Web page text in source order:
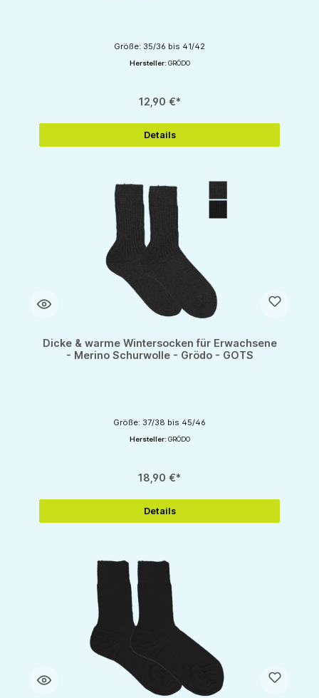
Größe: 35/36 bis 41/42
Hersteller: GRÖDO
12,90 €*
Details
Dicke & warme Wintersocken für Erwachsene
- Merino Schurwolle - Grödo - GOTS
Größe: 37/38 bis 45/46
Hersteller: GRÖDO
18,90 €*
Details